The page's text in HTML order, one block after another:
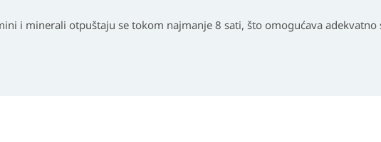
i minerali otpuštaju se tokom najmanje 8 sati, što omogućava adekvatno